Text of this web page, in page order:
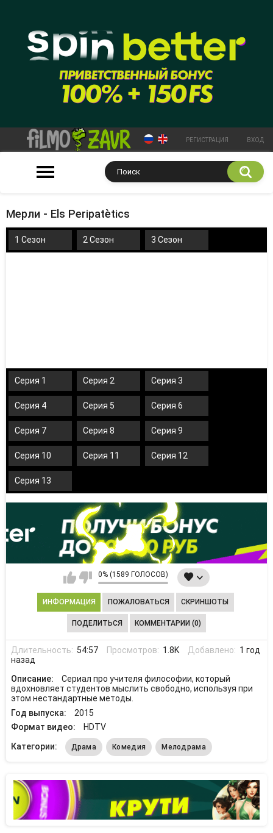
РЕГИСТРАЦИЯ ВХОД
Мерли - Els Peripatètics
1 Сезон 2 Сезон 3 Сезон
Серия 1 Серия 2 Серия 3
Серия 4 Серия 5 Серия 6
Серия 7 Серия 8 Серия 9
Серия 10 Серия 11 Серия 12
Серия 13
0% (1589 ГОЛОСОВ)
ИНФОРМАЦИЯ ПОЖАЛОВАТЬСЯ СКРИНШОТЫ
ПОДЕЛИТЬСЯ КОММЕНТАРИИ (0)
Длительность: 54:57 Просмотров: 1.8K Добавлено: 1 год
назад
Описание:
Сериал про учителя философии, который
вдохновляет студентов мыслить свободно, используя при
этом нестандартные методы.
Год выпуска:
2015
Формат видео:
HDTV
Категории:
Драма Комедия Мелодрама